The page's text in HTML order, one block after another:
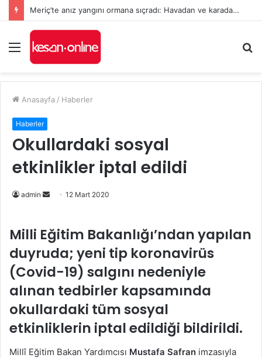
Meriç’te anız yangını ormana sıçradı: Havadan ve karadan müdahale sürüyor
Menü
...
Anasayfa / Haberler
Haberler
Okullardaki sosyal
etkinlikler iptal edildi
admin
Bir
göndermek
12 Mart 2020
Milli Eğitim Bakanlığı’ndan yapılan
duyruda; yeni tip koronavirüs
(Covid-19) salgını nedeniyle
alınan tedbirler kapsamında
okullardaki tüm sosyal
etkinliklerin iptal edildiği bildirildi.
Millî Eğitim Bakan Yardımcısı Mustafa Safran imzasıyla